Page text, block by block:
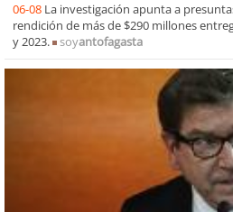
06-08 La investigación apunta a
rendición de más de $290 millones
y 2023.
soyantofagasta